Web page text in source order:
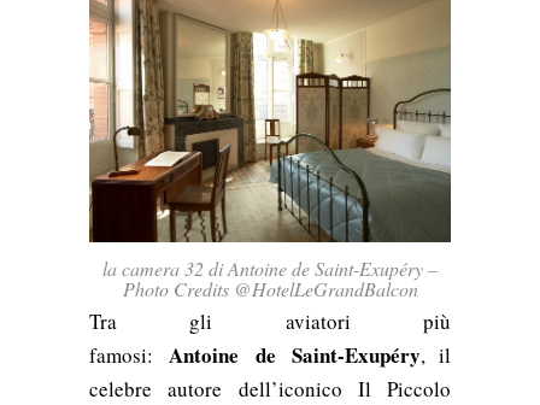
la camera 32 di Antoine de Saint-Exupéry –
Photo Credits @HotelLeGrandBalcon
Tra gli aviatori più
famosi:Antoine de Saint-Exupéry, il
celebre autore dell’iconico Il Piccolo